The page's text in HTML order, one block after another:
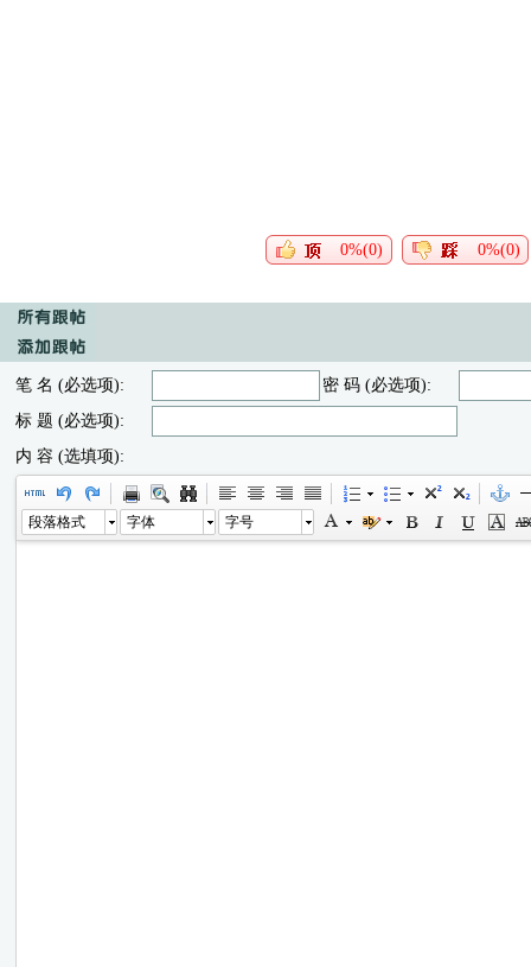
0%(0) 0%(0)
笔 名 (必选项):
密 码 (必选项):
标 题 (必选项):
内 容 (选填项):
段落格式 字体 字号